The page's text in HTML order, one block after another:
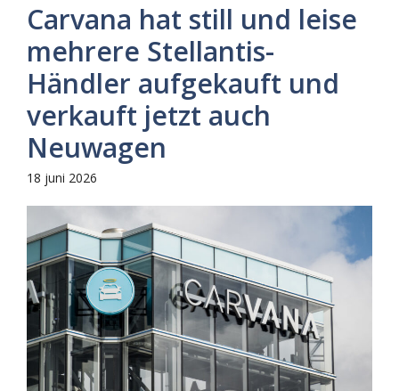
Carvana hat still und leise
mehrere Stellantis-
Händler aufgekauft und
verkauft jetzt auch
Neuwagen
18 juni 2026